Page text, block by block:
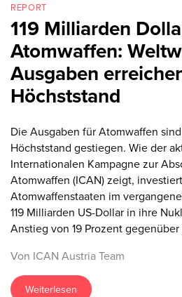
REPORT
119 Milliarden
Atomwaffen:
Ausgaben
Höchststand
Die Ausgaben für Atomwaffen
Höchststand gestiegen. Wie der
Internationalen Kampagne zur
Atomwaffen (ICAN) zeigt,
Atomwaffenstaaten im
119 Milliarden US-Dollar in ihre
Anstieg von 19 Prozent gegenüber
Von ICAN Austria Team
Weiterlesen